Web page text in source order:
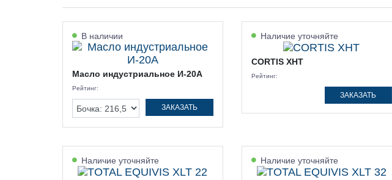
В наличии
Масло индустриальное И-20А
Рейтинг:
ЗАКАЗАТЬ
Наличие уточняйте
CORTIS XHT
Рейтинг:
ЗАКАЗАТЬ
Наличие уточняйте Наличие уточняйте